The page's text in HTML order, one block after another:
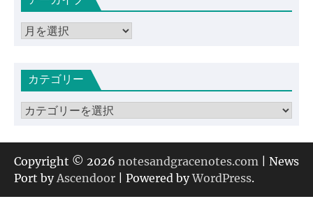
ア
イカテゴリー
カ
ゴ
リ
ー
Copyright © 2026 notesandgracenotes.com | News
Port byAscendoor | Powered byWordPress.